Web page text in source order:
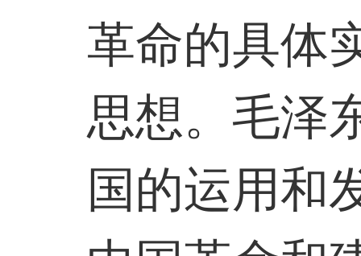
革命的具体
思想。毛泽
国的运用和